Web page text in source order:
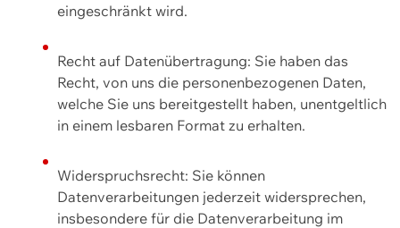
eingeschränkt wird.
Recht auf Datenübertragung: Sie haben das
Recht, von uns die personenbezogenen Daten,
welche Sie uns bereitgestellt haben, unentgeltlich
in einem lesbaren Format zu erhalten.
Widerspruchsrecht: Sie können
Datenverarbeitungen jederzeit widersprechen,
insbesondere für die Datenverarbeitung im